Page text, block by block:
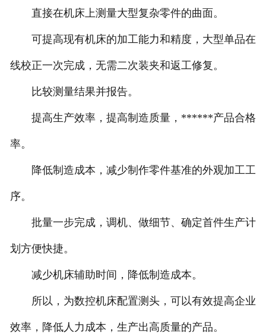
直接在机床上测量大型复杂零件的曲面。
可提高现有机床的加工能力和精度，大型单品在
线校正一次完成，无需二次装夹和返工修复。
比较测量结果并报告。
提高生产效率，提高制造质量，******产品合格
率。
降低制造成本，减少制作零件基准的外观加工工
序。
批量一步完成，调机、做细节、确定首件生产计
划方便快捷。
减少机床辅助时间，降低制造成本。
所以，为数控机床配置测头，可以有效提高企业
效率，降低人力成本，生产出高质量的产品。